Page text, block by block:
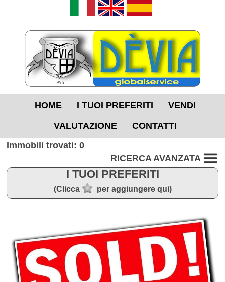
HOME I TUOI PREFERITI VENDI
VALUTAZIONE
CONTATTI
Immobili trovati: 0
RICERCA AVANZATA
I TUOI PREFERITI
(Clicca per aggiungere qui)